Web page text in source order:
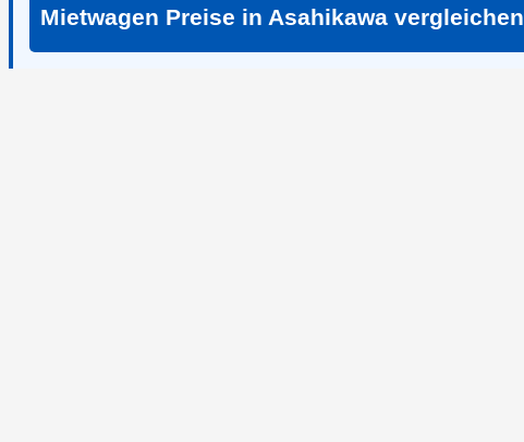
Mietwagen Preise in Asahikawa vergleichen